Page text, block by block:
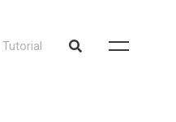
Tutorial